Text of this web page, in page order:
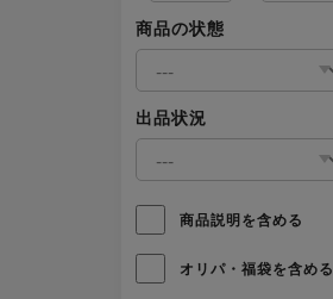
商品の状態
出品状況
商品説明を含める
オリパ・福袋を含める